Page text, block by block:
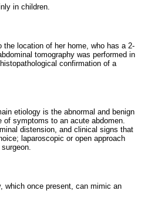
in children.
location of her home, who has a 2-
tomography was performed in
confirmation of a
etiology is the abnormal and benign
symptoms to an acute abdomen.
distension, and clinical signs that
laparoscopic or open approach
which once present, can mimic an